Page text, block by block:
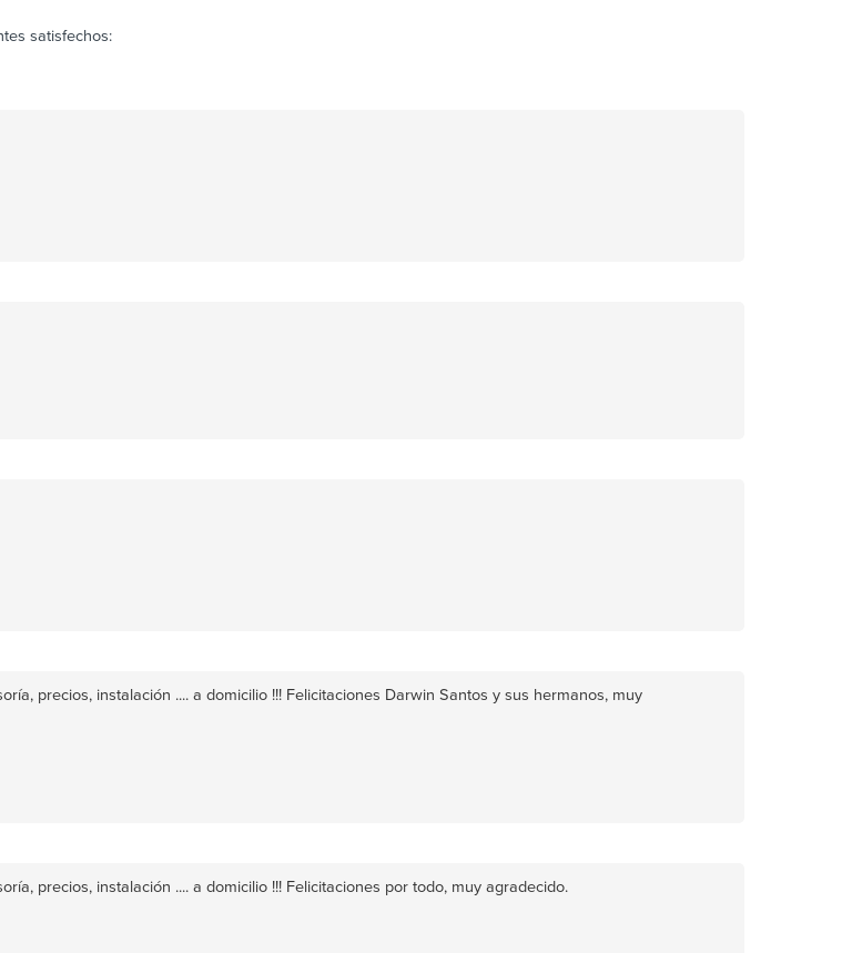
satisfechos:
precios, instalación .... a domicilio !!! Felicitaciones Darwin Santos y sus hermanos, muy
precios, instalación .... a domicilio !!! Felicitaciones por todo, muy agradecido.